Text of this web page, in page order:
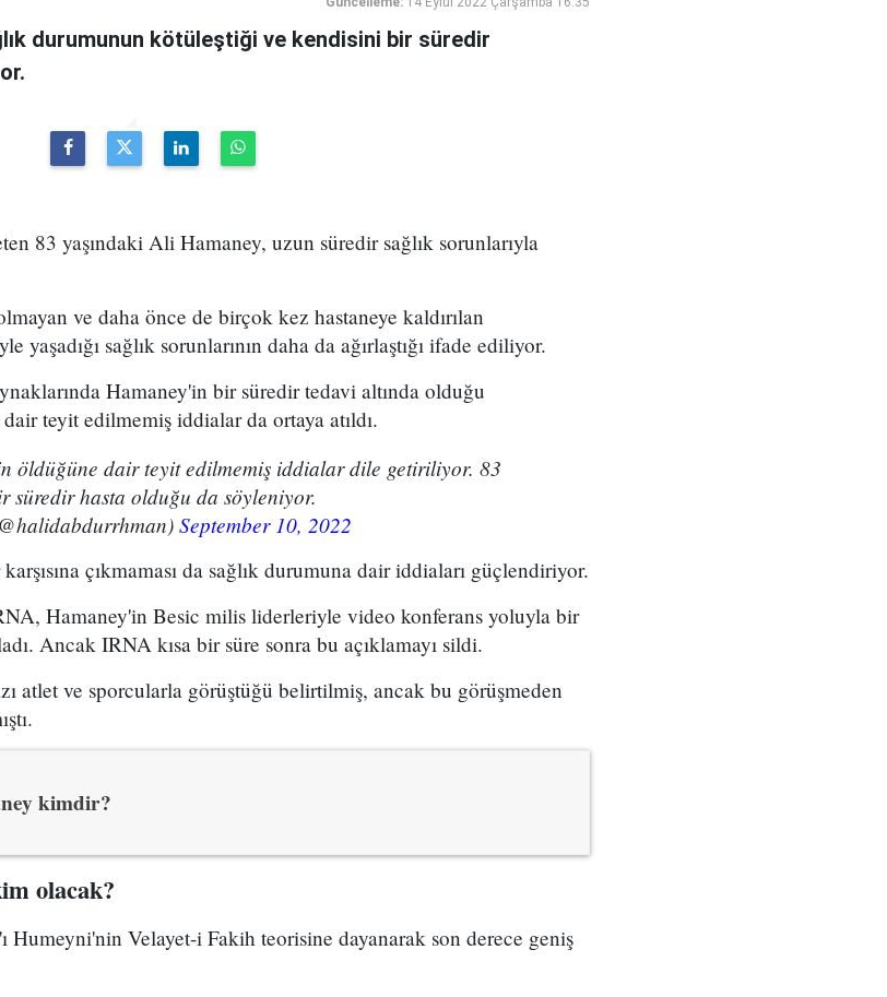
durumunun kötüleştiği ve kendisini bir süredir
83 yaşındaki Ali Hamaney, uzun süredir sağlık sorunlarıyla
ve daha önce de birçok kez hastaneye kaldırılan
yaşadığı sağlık sorunlarının daha da ağırlaştığı ifade ediliyor.
Hamaney'in bir süredir tedavi altında olduğu
teyit edilmemiş iddialar da ortaya atıldı.
öldüğüne dair teyit edilmemiş iddialar dile getiriliyor. 83
süredir hasta olduğu da söyleniyor.
September 10, 2022
çıkmaması da sağlık durumuna dair iddiaları güçlendiriyor.
Hamaney'in Besic milis liderleriyle video konferans yoluyla bir
Ancak IRNA kısa bir süre sonra bu açıklamayı sildi.
atlet ve sporcularla görüştüğü belirtilmiş, ancak bu görüşmeden
kimdir?
olacak?
Humeyni'nin Velayet-i Fakih teorisine dayanarak son derece geniş